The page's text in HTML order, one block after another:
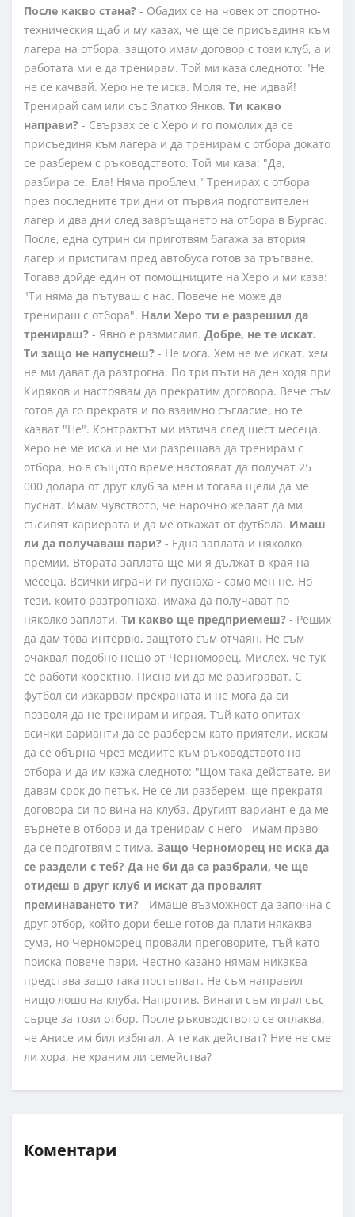
После какво стана? - Обадих се на човек от спортно-
техническия щаб и му казах, че ще се присъединя към
лагера на отбора, защото имам договор с този клуб, а и
работата ми е да тренирам. Той ми каза следното: "Не,
не се качвай. Херо не те иска. Моля те, не идвай!
Тренирай сам или със Златко Янков. Ти какво
направи? - Свързах се с Херо и го помолих да се
присъединя към лагера и да тренирам с отбора докато
се разберем с ръководството. Той ми каза: "Да,
разбира се. Ела! Няма проблем." Тренирах с отбора
през последните три дни от първия подготвителен
лагер и два дни след завръщането на отбора в Бургас.
После, една сутрин си приготвям багажа за втория
лагер и пристигам пред автобуса готов за тръгване.
Тогава дойде един от помощниците на Херо и ми каза:
"Ти няма да пътуваш с нас. Повече не може да
тренираш с отбора". Нали Херо ти е разрешил да
тренираш? - Явно е размислил. Добре, не те искат.
Ти защо не напуснеш? - Не мога. Хем не ме искат, хем
не ми дават да разтрогна. По три пъти на ден ходя при
Киряков и настоявам да прекратим договора. Вече съм
готов да го прекратя и по взаимно съгласие, но те
казват "Не". Контрактът ми изтича след шест месеца.
Херо не ме иска и не ми разрешава да тренирам с
отбора, но в същото време настояват да получат 25
000 долара от друг клуб за мен и тогава щели да ме
пуснат. Имам чувството, че нарочно желаят да ми
съсипят кариерата и да ме откажат от футбола. Имаш
ли да получаваш пари? - Една заплата и няколко
премии. Втората заплата ще ми я дължат в края на
месеца. Всички играчи ги пуснаха - само мен не. Но
тези, които разтрогнаха, имаха да получават по
няколко заплати. Ти какво ще предприемеш? - Реших
да дам това интервю, защтото съм отчаян. Не съм
очаквал подобно нещо от Черноморец. Мислех, че тук
се работи коректно. Писна ми да ме разиграват. С
футбол си изкарвам прехраната и не мога да си
позволя да не тренирам и играя. Тъй като опитах
всички варианти да се разберем като приятели, искам
да се обърна чрез медиите към ръководството на
отбора и да им кажа следното: "Щом така действате, ви
давам срок до петък. Не се ли разберем, ще прекратя
договора си по вина на клуба. Другият вариант е да ме
върнете в отбора и да тренирам с него - имам право
да се подготвям с тима. Защо Черноморец не иска да
се раздели с теб? Да не би да са разбрали, че ще
отидеш в друг клуб и искат да провалят
преминаването ти? - Имаше възможност да започна с
друг отбор, който дори беше готов да плати някаква
сума, но Черноморец провали преговорите, тъй като
поиска повече пари. Честно казано нямам никаква
представа защо така постъпват. Не съм направил
нищо лошо на клуба. Напротив. Винаги съм играл със
сърце за този отбор. После ръководството се оплаква,
че Анисе им бил избягал. А те как действат? Ние не сме
ли хора, не храним ли семейства?
Коментари